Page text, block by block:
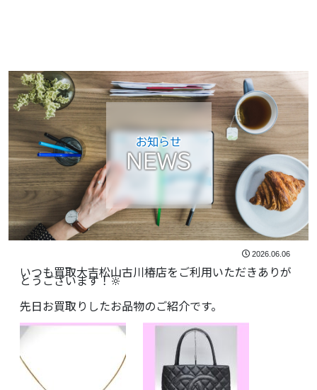
お知らせ
NEWS
2026.06.06
いつも買取大吉松山古川椿店をご利用いただきありが
とうございます！🔆
先日お買取りしたお品物のご紹介です。